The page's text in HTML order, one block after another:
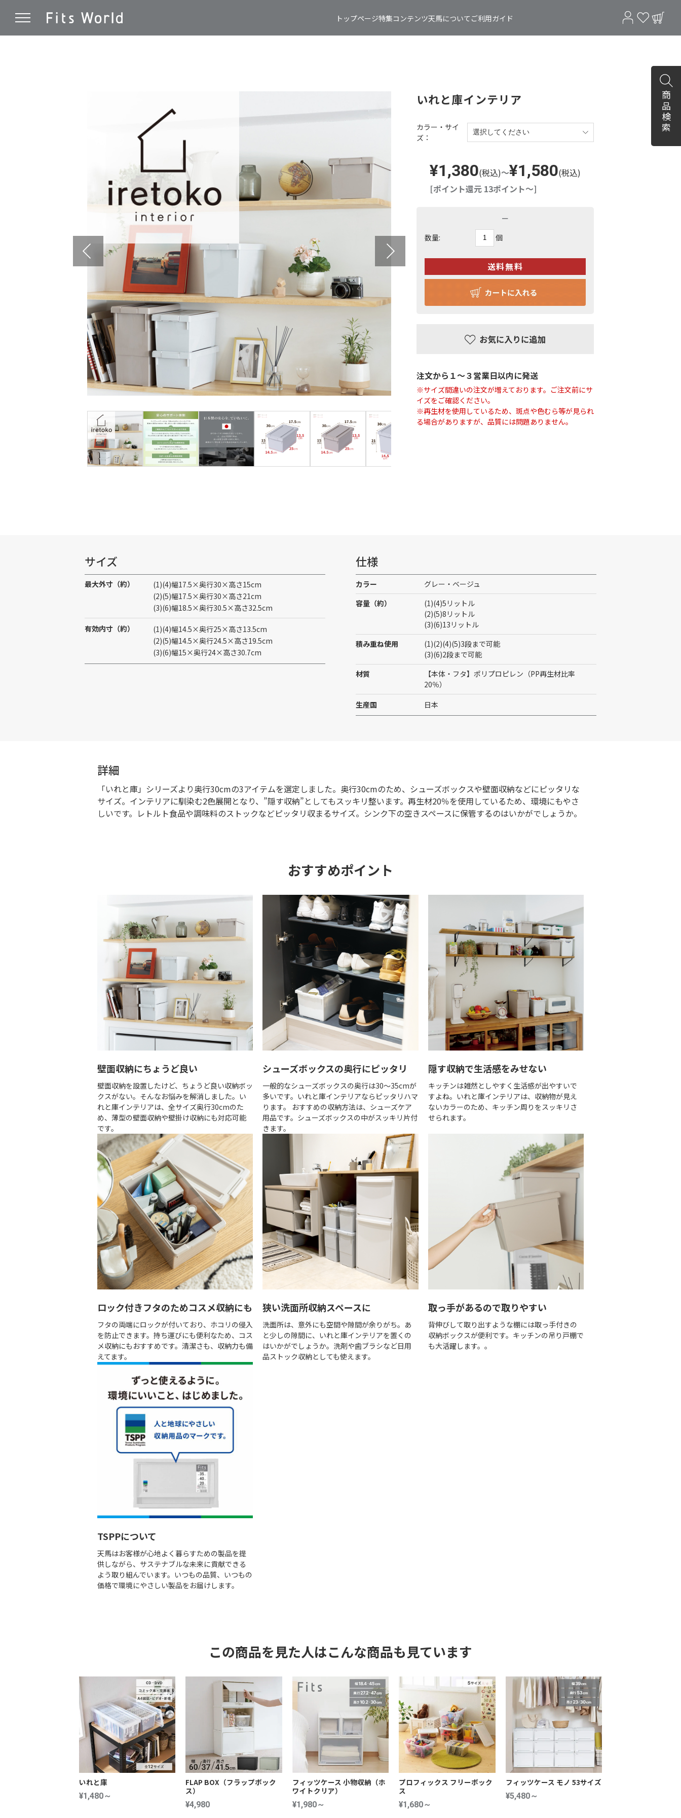
トップページ特集コンテンツ天馬について ご利用ガイド
いれと庫インテリア
¥1,380(税込)～¥1,580(税込)
[ポイント還元 13ポイント～]
カラー・サイ
ズ：
－
数量: 個
注文から１〜３営業日以内に発送
※サイズ間違いの注文が増えております。ご注文前にサ
イズをご確認ください。
※再生材を使用しているため、斑点や色むら等が見られ
る場合がありますが、品質には問題ありません。
サイズ
最大外寸（約）
(1)(4)幅17.5×奥行30×高さ15cm
(2)(5)幅17.5×奥行30×高さ21cm
(3)(6)幅18.5×奥行30.5×高さ32.5cm
有効内寸（約）
(1)(4)幅14.5×奥行25×高さ13.5cm
(2)(5)幅14.5×奥行24.5×高さ19.5cm
(3)(6)幅15×奥行24×高さ30.7cm
仕様
カラー
グレー・ベージュ
容量（約）
(1)(4)5リットル
(2)(5)8リットル
(3)(6)13リットル
積み重ね使用
(1)(2)(4)(5)3段まで可能
(3)(6)2段まで可能
材質
【本体・フタ】ポリプロピレン（PP再生材比率
20％）
生産国
日本
詳細
「いれと庫」シリーズより奥行30cmの3アイテムを選定しました。奥行30cmのため、シューズボックスや壁面収納などにピッタリな
サイズ。インテリアに馴染む2色展開となり、”隠す収納”としてもスッキリ整います。再生材20％を使用しているため、環境にもやさ
しいです。レトルト食品や調味料のストックなどピッタリ収まるサイズ。シンク下の空きスペースに保管するのはいかがでしょうか。
おすすめポイント
壁面収納にちょうど良い
壁面収納を設置したけど、ちょうど良い収納ボッ
クスがない。そんなお悩みを解消しました。い
れと庫インテリアは、全サイズ奥行30cmのた
め、薄型の壁面収納や壁掛け収納にも対応可能
です。
シューズボックスの奥行にピッタリ
一般的なシューズボックスの奥行は30～35cmが
多いです。いれと庫インテリアならピッタリハマ
ります。 おすすめの収納方法は、シューズケア
用品です。シューズボックスの中がスッキリ片付
きます。
隠す収納で生活感をみせない
キッチンは雑然としやすく生活感が出やすいで
すよね。いれと庫インテリアは、収納物が見え
ないカラーのため、キッチン周りをスッキリさ
せられます。
ロック付きフタのためコスメ収納にも
フタの両端にロックが付いており、ホコリの侵入
を防止できます。持ち運びにも便利なため、コス
メ収納にもおすすめです。清潔さも、収納力も備
えてます。
狭い洗面所収納スペースに
洗面所は、意外にも空間や隙間が余りがち。あ
と少しの隙間に、いれと庫インテリアを置くの
はいかがでしょうか。洗剤や歯ブラシなど日用
品ストック収納としても使えます。
取っ手があるので取りやすい
背伸びして取り出すような棚には取っ手付きの
収納ボックスが便利です。キッチンの吊り戸棚で
も大活躍します。。
TSPPについて
天馬はお客様が心地よく暮らすための製品を提
供しながら、サステナブルな未来に貢献できる
よう取り組んでいます。いつもの品質、いつもの
価格で環境にやさしい製品をお届けします。
この商品を見た人はこんな商品も見ています
いれと庫
¥1,480～
FLAP BOX（フラップボック
ス）
¥4,980
フィッツケース 小物収納（ホ
ワイトクリア）
¥1,980～
プロフィックス フリーボック
ス
¥1,680～
フィッツケース モノ 53サイズ
¥5,480～
商品検索